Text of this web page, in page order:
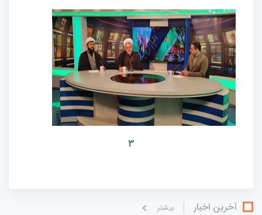
3
آخرین اخبار بيشتر